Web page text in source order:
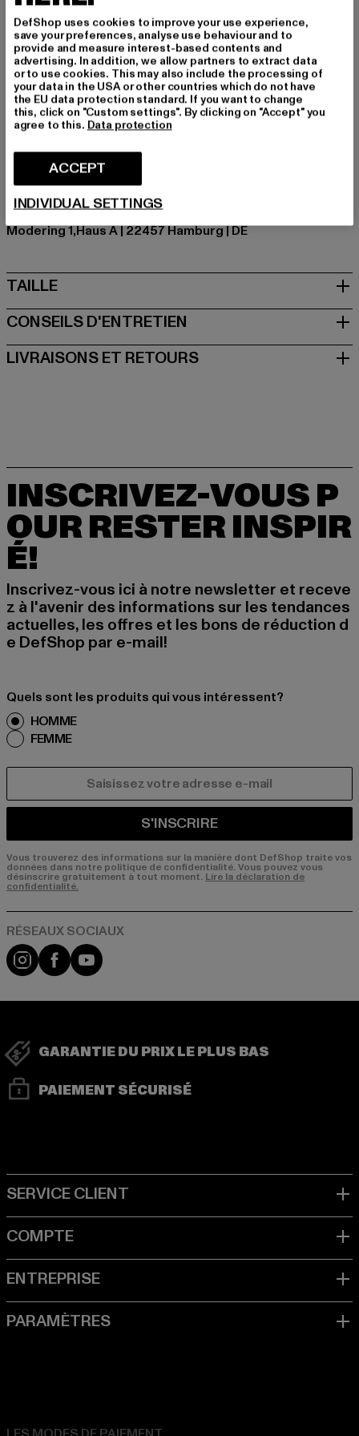
essentiel simple qui allie sans effort confort et style.
Marque: Cloud5ive
Catégorie: Vêtements
Couleur: grün
Couleur du fabricant: green
Composition du matériau: 95% Polyester, 5% Élasthanne
Art.Nr: 24046028-00110
hamburg@bestseller.com
Modering 1,Haus A | 22457 Hamburg | DE
TAILLE
CONSEILS D'ENTRETIEN
LIVRAISONS ET RETOURS
INSCRIVEZ-VOUS P
OUR RESTER INSPIR
É!
Inscrivez-vous ici à notre newsletter et receve
z à l'avenir des informations sur les tendances
actuelles, les offres et les bons de réduction d
e DefShop par e-mail!
Quels sont les produits qui vous intéressent?
HOMME
FEMME
S'INSCRIRE
Vous trouverez des informations sur la manière dont DefShop traite vos
données dans notre politique de confidentialité. Vous pouvez vous
désinscrire gratuitement à tout moment. Lire la déclaration de
confidentialité.
Visit our Instagram page:
Visit our Facebook page:
Visit our YouTube channel:
GARANTIE DU PRIX LE PLUS BAS
PAIEMENT SÉCURISÉ
DefShop uses cookies to improve your use experience,
save your preferences, analyse use behaviour and to
provide and measure interest-based contents and
advertising. In addition, we allow partners to extract data
or to use cookies. This may also include the processing of
your data in the USA or other countries which do not have
the EU data protection standard. If you want to change
this, click on "Custom settings". By clicking on "Accept" you
agree to this. Data protection
ACCEPT
INDIVIDUAL SETTINGS